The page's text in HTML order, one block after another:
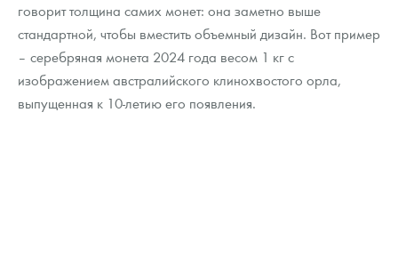
говорит толщина самих монет: она заметно выше
стандартной, чтобы вместить объемный дизайн. Вот пример
– серебряная монета 2024 года весом 1 кг с
изображением австралийского клинохвостого орла,
выпущенная к 10-летию его появления.